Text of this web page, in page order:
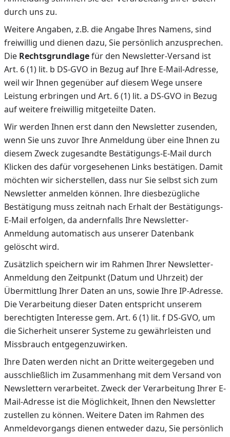
durch uns zu.
Weitere Angaben, z.B. die Angabe Ihres Namens, sind
freiwillig und dienen dazu, Sie persönlich anzusprechen.
Die Rechtsgrundlagefür den Newsletter-Versand ist
Art. 6 (1) lit. b DS-GVO in Bezug auf Ihre E-Mail-Adresse,
weil wir Ihnen gegenüber auf diesem Wege unsere
Leistung erbringen und Art. 6 (1) lit. a DS-GVO in Bezug
auf weitere freiwillig mitgeteilte Daten.
Wir werden Ihnen erst dann den Newsletter zusenden,
wenn Sie uns zuvor Ihre Anmeldung über eine Ihnen zu
diesem Zweck zugesandte Bestätigungs-E-Mail durch
Klicken des dafür vorgesehenen Links bestätigen. Damit
möchten wir sicherstellen, dass nur Sie selbst sich zum
Newsletter anmelden können. Ihre diesbezügliche
Bestätigung muss zeitnah nach Erhalt der Bestätigungs-
E-Mail erfolgen, da andernfalls Ihre Newsletter-
Anmeldung automatisch aus unserer Datenbank
gelöscht wird.
Zusätzlich speichern wir im Rahmen Ihrer Newsletter-
Anmeldung den Zeitpunkt (Datum und Uhrzeit) der
Übermittlung Ihrer Daten an uns, sowie Ihre IP-Adresse.
Die Verarbeitung dieser Daten entspricht unserem
berechtigten Interesse gem. Art. 6 (1) lit. f DS-GVO, um
die Sicherheit unserer Systeme zu gewährleisten und
Missbrauch entgegenzuwirken.
Ihre Daten werden nicht an Dritte weitergegeben und
ausschließlich im Zusammenhang mit dem Versand von
Newslettern verarbeitet. Zweck der Verarbeitung Ihrer E-
Mail-Adresse ist die Möglichkeit, Ihnen den Newsletter
zustellen zu können. Weitere Daten im Rahmen des
Anmeldevorgangs dienen entweder dazu, Sie persönlich